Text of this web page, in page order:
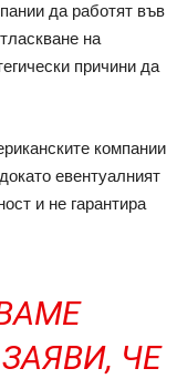
да работят във
на
причини да
компании
евентуалният
и не гарантира
ЧЕ